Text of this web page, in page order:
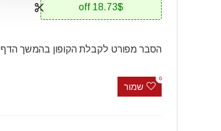
18.73$ off
הסבר מפורט לקבלת הקופון בהמשך הדף
שמור
0